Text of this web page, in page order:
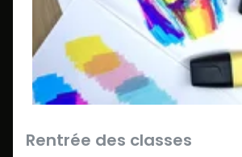
Rentrée des classes